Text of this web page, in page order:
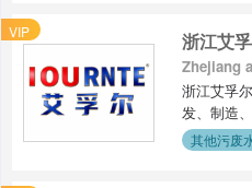
ISO45001
品类型，
产产品广
体、超高
远销欧美
VIP 浙江艾
Zhejiang
浙江艾孚
发、制造
名：诸暨
司聚焦电
其他污废